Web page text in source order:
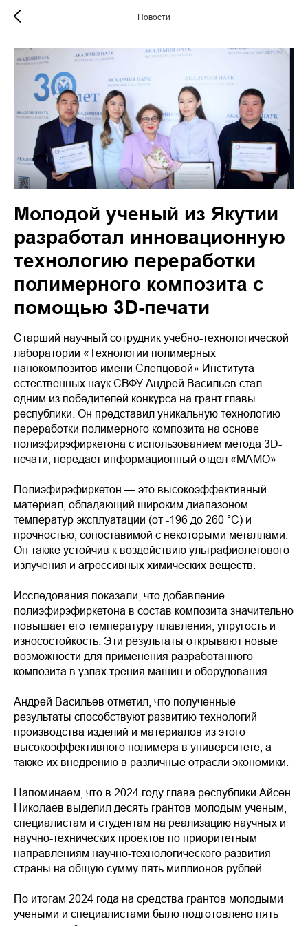
Новости
Молодой ученый из Якутии
разработал инновационную
технологию переработки
полимерного композита с
помощью 3D-печати
Старший научный сотрудник учебно-технологической
лаборатории «Технологии полимерных
нанокомпозитов имени Слепцовой» Института
естественных наук СВФУ Андрей Васильев стал
одним из победителей конкурса на грант главы
республики. Он представил уникальную технологию
переработки полимерного композита на основе
полиэфирэфиркетона с использованием метода 3D-
печати, передает информационный отдел «МАМО»
Полиэфирэфиркетон — это высокоэффективный
материал, обладающий широким диапазоном
температур эксплуатации (от -196 до 260 °C) и
прочностью, сопоставимой с некоторыми металлами.
Он также устойчив к воздействию ультрафиолетового
излучения и агрессивных химических веществ.
Исследования показали, что добавление
полиэфирэфиркетона в состав композита значительно
повышает его температуру плавления, упругость и
износостойкость. Эти результаты открывают новые
возможности для применения разработанного
композита в узлах трения машин и оборудования.
Андрей Васильев отметил, что полученные
результаты способствуют развитию технологий
производства изделий и материалов из этого
высокоэффективного полимера в университете, а
также их внедрению в различные отрасли экономики.
Напоминаем, что в 2024 году глава республики Айсен
Николаев выделил десять грантов молодым ученым,
специалистам и студентам на реализацию научных и
научно-технических проектов по приоритетным
направлениям научно-технологического развития
страны на общую сумму пять миллионов рублей.
По итогам 2024 года на средства грантов молодыми
учеными и специалистами было подготовлено пять